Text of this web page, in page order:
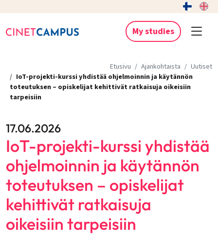
My studies
Etusivu Ajankohtaista
Uutiset
IoT-projekti-kurssi yhdistää ohjelmoinnin ja käytännön
toteutuksen – opiskelijat kehittivät ratkaisuja oikeisiin
tarpeisiin
17.06.2026
IoT-projekti-kurssi yhdistää
ohjelmoinnin ja käytännön
toteutuksen – opiskelijat
kehittivät ratkaisuja
oikeisiin tarpeisiin